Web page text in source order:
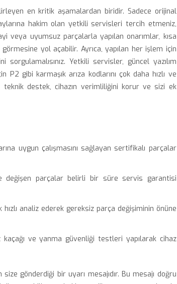
en kritik aşamalardan biridir. Sadece orijinal
hakim olan yetkili servisleri tercih etmeniz,
veya uyumsuz parçalarla yapılan onarımlar, kısa
yol açabilir. Ayrıca, yapılan her işlem için
Yetkili servisler, güncel yazılım
gibi karmaşık arıza kodlarını çok daha hızlı ve
destek, cihazın verimliliğini korur ve sizi ek
uygun çalışmasını sağlayan sertifikalı parçalar
değişen parçalar belirli bir süre servis garantisi
hızlı analiz ederek gereksiz parça değişiminin önüne
ve yanma güvenliği testleri yapılarak cihaz
gönderdiği bir uyarı mesajıdır. Bu mesajı doğru